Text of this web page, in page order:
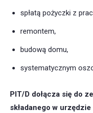
spłatą pożyczki z
remontem,
budową domu,
systematycznym
PIT/D dołącza się do
składanego w